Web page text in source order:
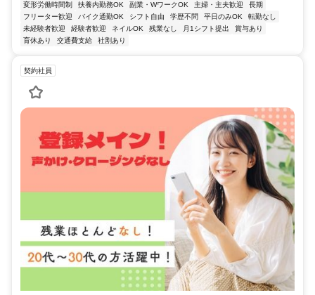
変形労働時間制 扶養内勤務OK 副業・WワークOK 主婦・主夫歓迎
長期
フリーター歓迎
バイク通勤OK シフト自由 学歴不問 平日のみOK
転勤なし
未経験者歓迎
経験者歓迎 ネイルOK 残業なし 月1シフト提出
賞与あり
育休あり
交通費支給 社割あり
契約社員